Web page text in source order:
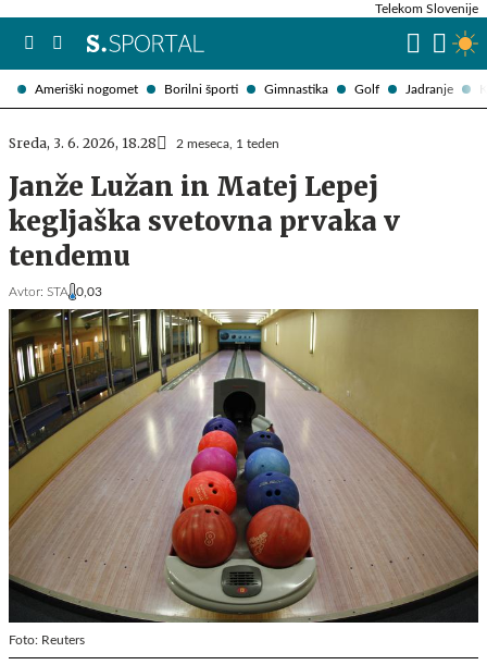
Ameriški nogomet Borilni športi Gimnastika Golf Jadranje
Telekom Slovenije
Sreda, 3. 6. 2026, 18.28 2 meseca, 1 teden
Janže Lužan in Matej Lepej
kegljaška svetovna prvaka v
tendemu
Avtor: STA 0,03
Foto: Reuters